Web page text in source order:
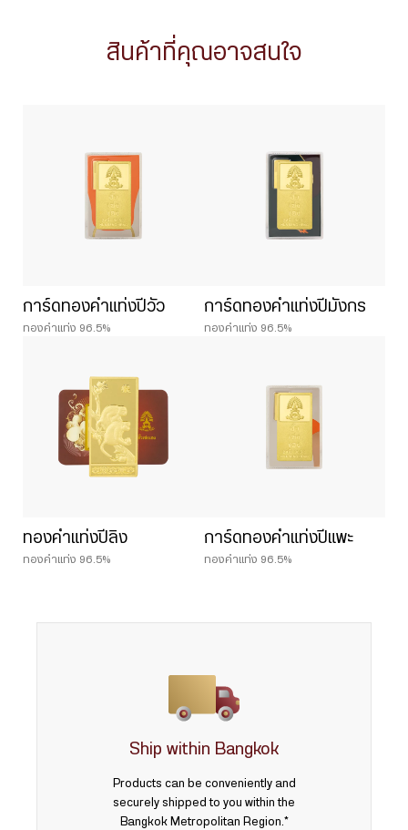
สินค้าที่คุณอาจสนใจ
การ์ดทองคำแท่งปีวัว
ทองคำแท่ง 96.5%
การ์ดทองคำแท่งปีมังกร
ทองคำแท่ง 96.5%
ทองคำแท่งปีลิง
ทองคำแท่ง 96.5%
การ์ดทองคำแท่งปีแพะ
ทองคำแท่ง 96.5%
Ship within Bangkok
Products can be conveniently and
securely shipped to you within the
Bangkok Metropolitan Region.*